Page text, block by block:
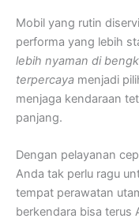
Mobil yang rutin
performa yang lebih
lebih nyaman di
terpercaya menjadi
menjaga kendaraan
panjang.
Dengan pelayanan
Anda tak perlu ragu
tempat perawatan
berkendara bisa terus